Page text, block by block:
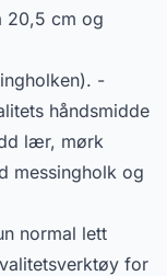
20,5 cm og
-
håndsmidde
lær, mørk
messingholk og
normal lett
for